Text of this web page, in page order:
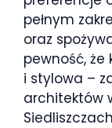
pełnym
oraz
pewność,
i stylowa –
architektów